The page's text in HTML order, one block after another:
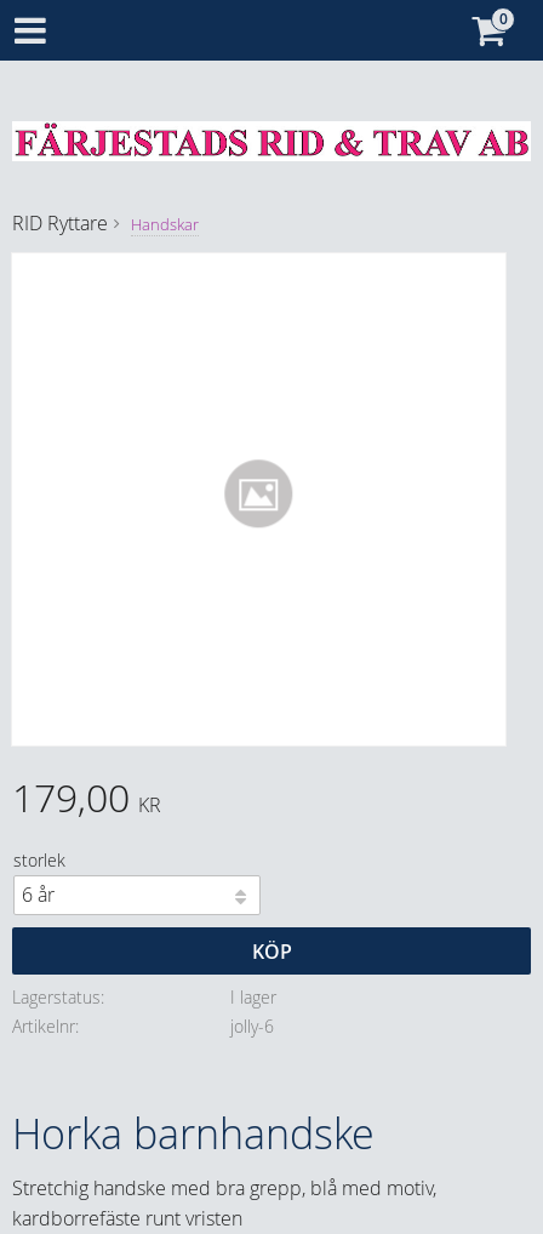
RID Ryttare Handskar
179,00 KR
storlek
KÖP
Lagerstatus
I lager
Artikelnr
jolly-6
Horka barnhandske
Stretchig handske med bra grepp, blå med motiv,
kardborrefäste runt vristen